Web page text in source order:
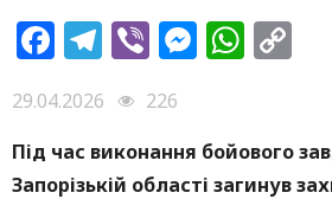
Facebook
Telegram
Viber
29.04.2026
226
Під час виконання бойового
Запорізькій області загинув